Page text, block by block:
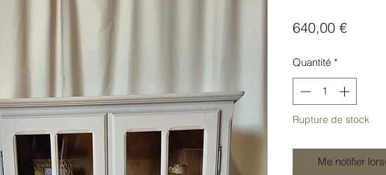
640,00 €Prix
Quantité *
Rupture de stock
Me notifier